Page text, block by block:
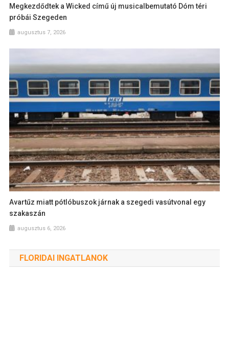
Megkezdődtek a Wicked című új musicalbemutató Dóm téri
próbái Szegeden
augusztus 7, 2026
Avartűz miatt pótlóbuszok járnak a szegedi vasútvonal egy
szakaszán
augusztus 6, 2026
FLORIDAI INGATLANOK